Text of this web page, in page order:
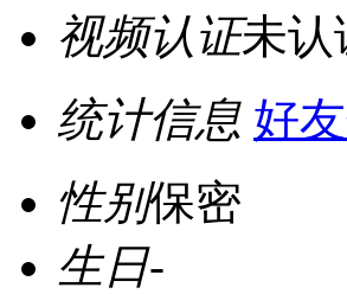
视频认证未认
统计信息 好
性别保密
生日-